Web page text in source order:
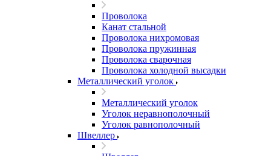
Проволока
Канат стальной
Проволока нихромовая
Проволока пружинная
Проволока сварочная
Проволока холодной высадки
Металлический уголок
Металлический уголок
Уголок неравнополочный
Уголок равнополочный
Швеллер